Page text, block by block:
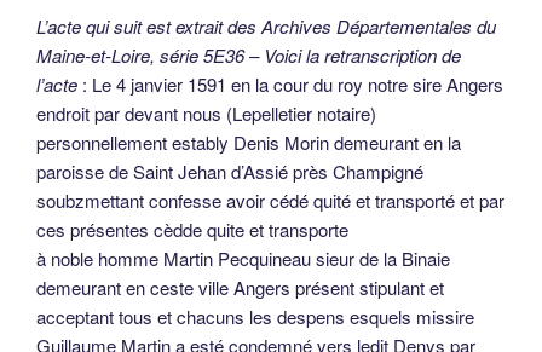
acceptant tous et chacuns les despens esquels missire
Guillaume Martin a esté condemné vers ledit Denys par
arrest de la cour de parlement lors séante à Paris pour la
cause d’icelle que ledit Martin avoit intentée contre ledit
Morin et tous autres despens tant jugés que à juger taxés
et à taxer que doit et peult debvoir ledit Martin pour s’en
faire payer par ledit Pequineau audit Martin et faire contre
luy telle poursuite qu’il voira estre à faire et pour cest effet
ledit Morin luy en a cédé et cèdde ses droits et actions et
iceluy subrogé en son lieu et consenty qu’il demeure
subrogé ou autrement qu’il s’en fasse subroger ainsi qu’il